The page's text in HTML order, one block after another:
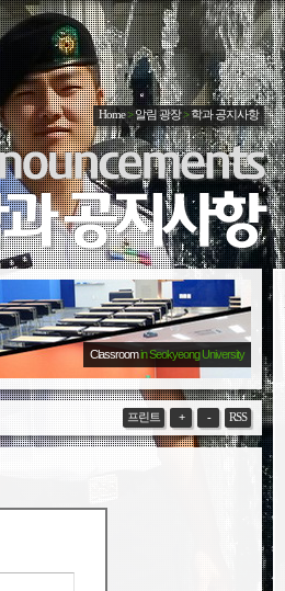
Home>알림 광장>학과 공지사항
Classroomin Seokyeong University
RSS
-
+
프린트